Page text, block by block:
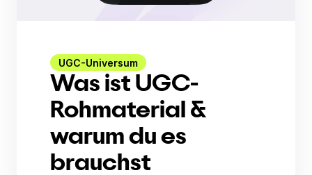
UGC-Universum
Was ist UGC-
Rohmaterial &
warum du es
brauchst